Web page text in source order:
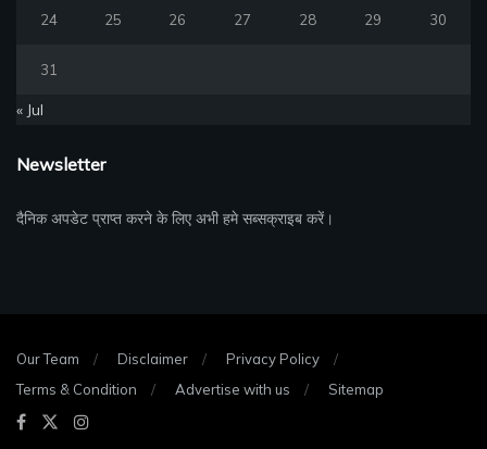
24 25 26 27 28 29 30
31
« Jul
Newsletter
दैनिक अपडेट प्राप्त करने के लिए अभी हमे सब्सक्राइब करें।
Our Team Disclaimer
Privacy Policy
Terms & Condition
Advertise with us Sitemap